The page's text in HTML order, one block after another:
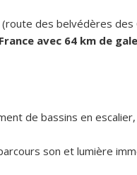
des belvédères des
avec 64 km de
de bassins en
son et lumière